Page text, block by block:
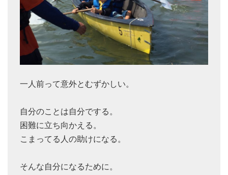
一人前って意外とむずかしい。
自分のことは自分でする。
困難に立ち向かえる。
こまってる人の助けになる。
そんな自分になるために。